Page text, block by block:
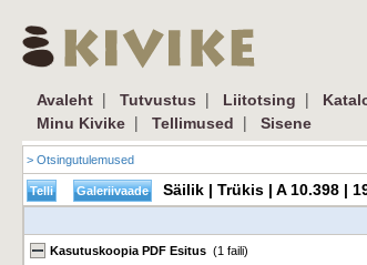
Avaleht | Tutvustus | Liitotsing |
Minu Kivike | Tellimused | Sisene
> Otsingutulemused
Säilik | Trükis | A 10.398 |
Kasutuskoopia PDF Esitus (1 faili)